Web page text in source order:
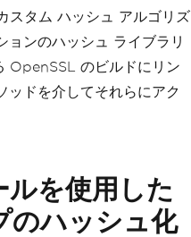
スタム ハッシュ アルゴリズ
ンのハッシュ ライブラリ
OpenSSL のビルドにリン
ドを介してそれらにアク
を使用した
のハッシュ化